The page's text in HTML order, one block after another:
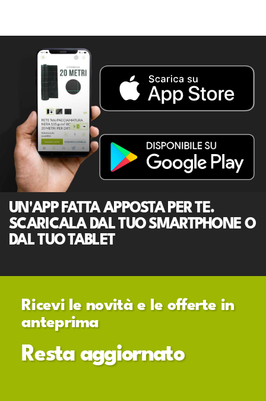
UN'APP FATTA APPOSTA PER TE.
SCARICALA DAL TUO SMARTPHONE O
DAL TUO TABLET
Ricevi le novità e le offerte in
anteprima
Resta aggiornato